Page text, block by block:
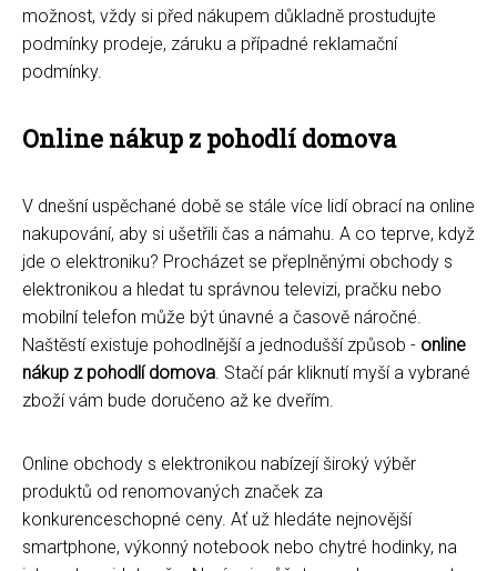
možnost, vždy si před nákupem důkladně prostudujte
podmínky prodeje, záruku a případné reklamační
podmínky.
Online nákup z pohodlí domova
V dnešní uspěchané době se stále více lidí obrací na online
nakupování, aby si ušetřili čas a námahu. A co teprve, když
jde o elektroniku? Procházet se přeplněnými obchody s
elektronikou a hledat tu správnou televizi, pračku nebo
mobilní telefon může být únavné a časově náročné.
Naštěstí existuje pohodlnější a jednodušší způsob - online
nákup z pohodlí domova . Stačí pár kliknutí myší a vybrané
zboží vám bude doručeno až ke dveřím.
Online obchody s elektronikou nabízejí široký výběr
produktů od renomovaných značek za
konkurenceschopné ceny. Ať už hledáte nejnovější
smartphone, výkonný notebook nebo chytré hodinky, na